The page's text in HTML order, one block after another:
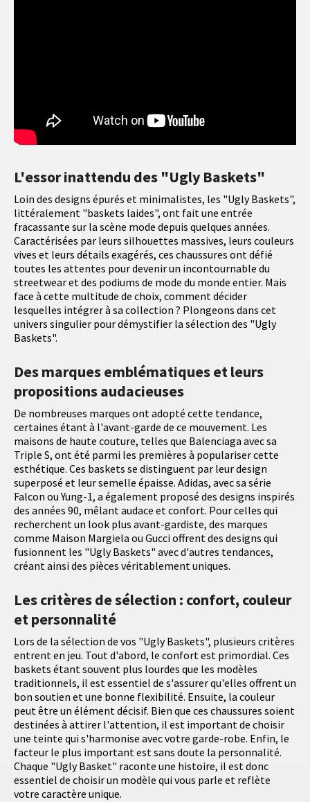
L'essor inattendu des "Ugly Baskets"
Loin des designs épurés et minimalistes, les "Ugly Baskets",
littéralement "baskets laides", ont fait une entrée
fracassante sur la scène mode depuis quelques années.
Caractérisées par leurs silhouettes massives, leurs couleurs
vives et leurs détails exagérés, ces chaussures ont défié
toutes les attentes pour devenir un incontournable du
streetwear et des podiums de mode du monde entier. Mais
face à cette multitude de choix, comment décider
lesquelles intégrer à sa collection ? Plongeons dans cet
univers singulier pour démystifier la sélection des "Ugly
Baskets".
Des marques emblématiques et leurs
propositions audacieuses
De nombreuses marques ont adopté cette tendance,
certaines étant à l'avant-garde de ce mouvement. Les
maisons de haute couture, telles que Balenciaga avec sa
Triple S, ont été parmi les premières à populariser cette
esthétique. Ces baskets se distinguent par leur design
superposé et leur semelle épaisse. Adidas, avec sa série
Falcon ou Yung-1, a également proposé des designs inspirés
des années 90, mêlant audace et confort. Pour celles qui
recherchent un look plus avant-gardiste, des marques
comme Maison Margiela ou Gucci offrent des designs qui
fusionnent les "Ugly Baskets" avec d'autres tendances,
créant ainsi des pièces véritablement uniques.
Les critères de sélection : confort, couleur
et personnalité
Lors de la sélection de vos "Ugly Baskets", plusieurs critères
entrent en jeu. Tout d'abord, le confort est primordial. Ces
baskets étant souvent plus lourdes que les modèles
traditionnels, il est essentiel de s'assurer qu'elles offrent un
bon soutien et une bonne flexibilité. Ensuite, la couleur
peut être un élément décisif. Bien que ces chaussures soient
destinées à attirer l'attention, il est important de choisir
une teinte qui s'harmonise avec votre garde-robe. Enfin, le
facteur le plus important est sans doute la personnalité.
Chaque "Ugly Basket" raconte une histoire, il est donc
essentiel de choisir un modèle qui vous parle et reflète
votre caractère unique.